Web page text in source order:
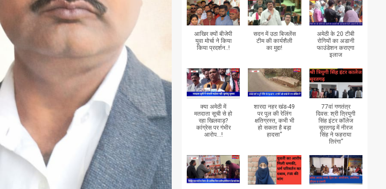
आखिर क्यों बीजेपी
युवा मोर्चा ने किया
किया प्रदर्शन..!
सदन में उठा बिजलेंस
टीम की कार्यशैली
का मुद्दा!
अमेठी के 20 टीबी
रोगियों का अडानी
फाउंडेशन कराएगा
इलाज
क्या अमेठी में
मतदाता सूची से हो
रहा खिलवाड़?
कांग्रेस पर गंभीर
आरोप...!
शारदा नहर खंड-49
पर पुल की रेलिंग
क्षतिग्रस्त, कभी भी
हो सकता है बड़ा
हादसा”
77वां गणतंत्र
दिवस: श्री त्रियुगी
सिंह इंटर कॉलेज
सूरतगढ़ में नीरज
सिंह ने फहराया
तिरंगा”